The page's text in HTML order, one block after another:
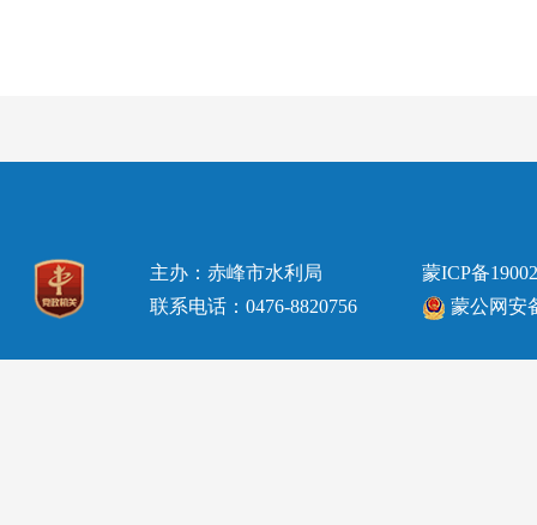
主办：赤峰市水利局
联系电话：0476-8820756
蒙ICP备
蒙公网安